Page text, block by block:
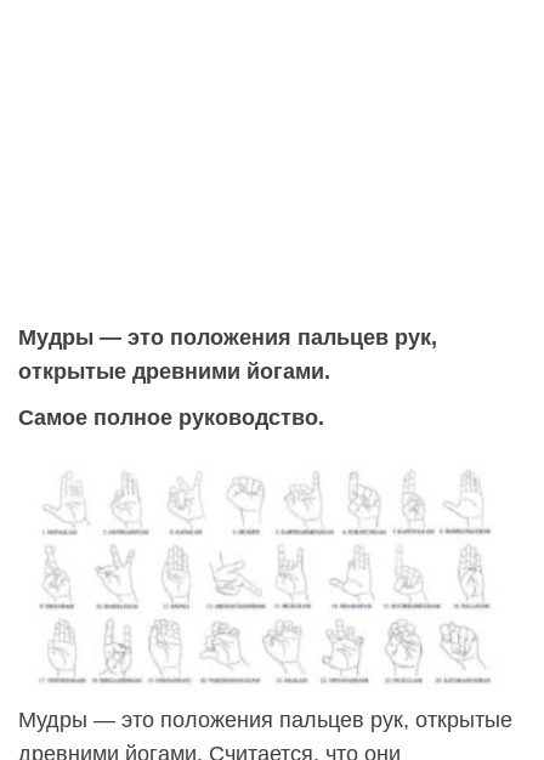
Мудры — это положения пальцев рук,
открытые древними йогами.
Самое полное руководство.
Мудры — это положения пальцев рук, открытые
древними йогами. Считается, что они